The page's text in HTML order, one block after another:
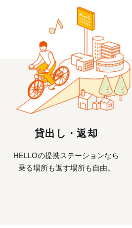
貸出し・返却
HELLOの提携ステーションなら
乗る場所も返す場所も自由。